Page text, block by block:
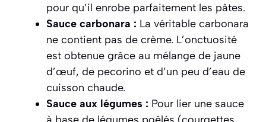
pour qu’il enrobe parfaitement les pâtes.
Sauce carbonara : La véritable carbonara
ne contient pas de crème. L’onctuosité
est obtenue grâce au mélange de jaune
d’œuf, de pecorino et d’un peu d’eau de
cuisson chaude.
Sauce aux légumes : Pour lier une sauce